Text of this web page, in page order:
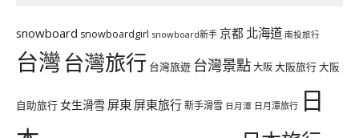
snowboard snowboardgirl snowboard新手 京都 北海道 南投旅行
台灣台灣旅行 台灣旅遊 台灣景點大阪大阪旅行大阪
自助旅行 女生滑雪 屏東 屏東旅行新手滑雪 日月潭 日月潭旅行 日